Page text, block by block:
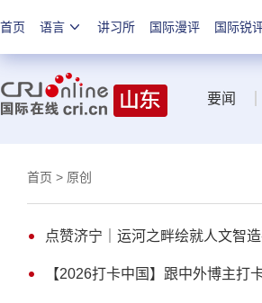
首页 语言 讲习所 国际漫评 国际锐
要闻
首页 > 原创
点赞济宁｜运河之畔绘就人文智
【2026打卡中国】跟中外博主打